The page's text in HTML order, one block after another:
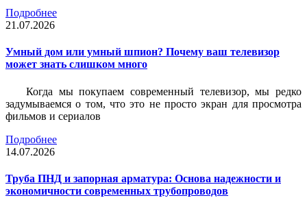
Подробнее
21.07.2026
Умный дом или умный шпион? Почему ваш телевизор
может знать слишком много
Когда мы покупаем современный телевизор, мы редко
задумываемся о том, что это не просто экран для просмотра
фильмов и сериалов
Подробнее
14.07.2026
Труба ПНД и запорная арматура: Основа надежности и
экономичности современных трубопроводов